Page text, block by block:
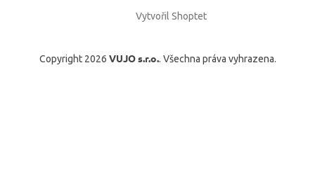
Vytvořil Shoptet
Copyright 2026 VUJO s.r.o.. Všechna práva vyhrazena.